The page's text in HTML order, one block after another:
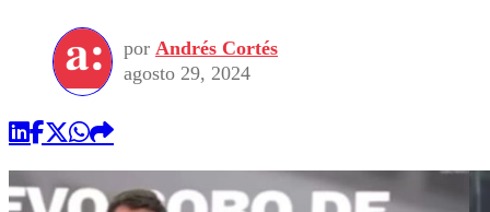
por Andrés Cortés
agosto 29, 2024